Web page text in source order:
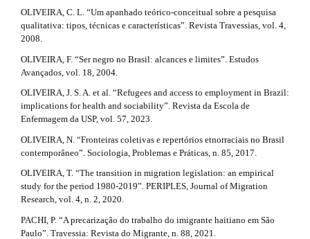
OLIVEIRA, C. L. “Um apanhado teórico-conceitual sobre a pesquisa
qualitativa: tipos, técnicas e características”. Revista Travessias, vol. 4,
2008.
OLIVEIRA, F. “Ser negro no Brasil: alcances e limites”. Estudos
Avançados, vol. 18, 2004.
OLIVEIRA, J. S. A. et al. “Refugees and access to employment in Brazil:
implications for health and sociability”. Revista da Escola de
Enfermagem da USP, vol. 57, 2023.
OLIVEIRA, N. “Fronteiras coletivas e repertórios etnorraciais no Brasil
contemporâneo”. Sociologia, Problemas e Práticas, n. 85, 2017.
OLIVEIRA, T. “The transition in migration legislation: an empirical
study for the period 1980-2019”. PERIPLES, Journal of Migration
Research, vol. 4, n. 2, 2020.
PACHI, P. “A precarização do trabalho do imigrante haitiano em São
Paulo”. Travessia: Revista do Migrante, n. 88, 2021.